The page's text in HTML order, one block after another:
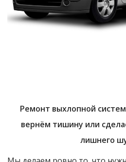
Ремонт выхлопной
вернём тишину или
лишнего